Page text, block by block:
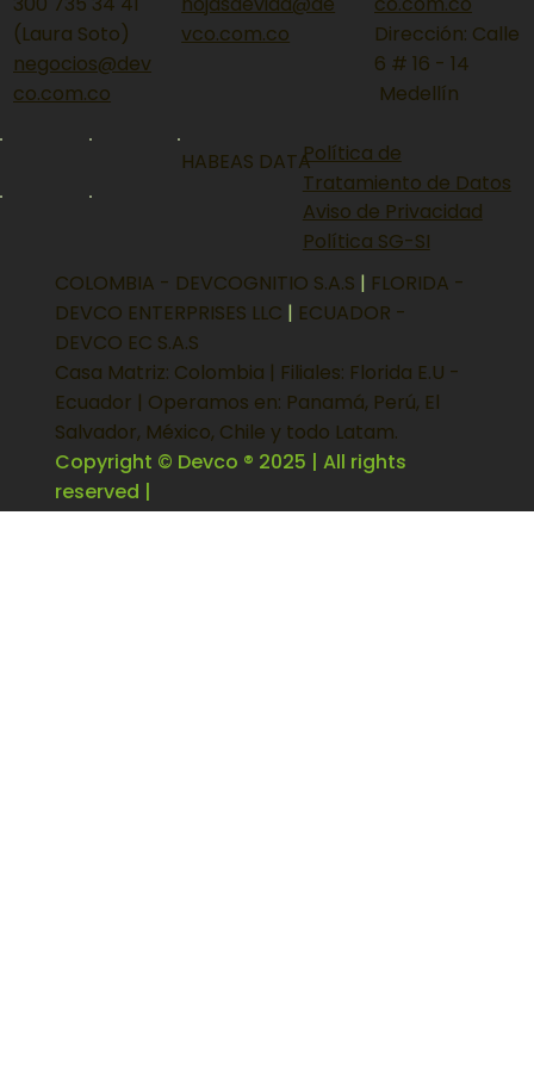
(Laura Soto)
negocios@dev
co.com.co
vco.com.co
Dirección: Calle
6 # 16 - 14
Medellín
HABEAS DATAPolítica de
Tratamiento de Datos
Aviso de Privacidad
Política SG-SI
COLOMBIA - DEVCOGNITIO S.A.S | FLORIDA -
DEVCO ENTERPRISES LLC | ECUADOR -
DEVCO EC S.A.S
Casa Matriz: Colombia | Filiales: Florida E.U -
Ecuador | Operamos en: Panamá, Perú, El
Salvador, México, Chile y todo Latam.
Copyright © Devco ® 2025 | All rights
reserved |